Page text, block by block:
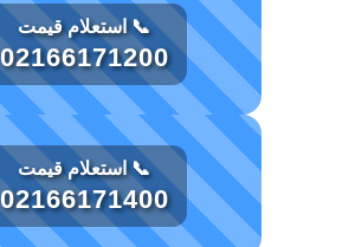
📞 استعلام قیمت
02166171200
📞 استعلام قیمت
02166171400